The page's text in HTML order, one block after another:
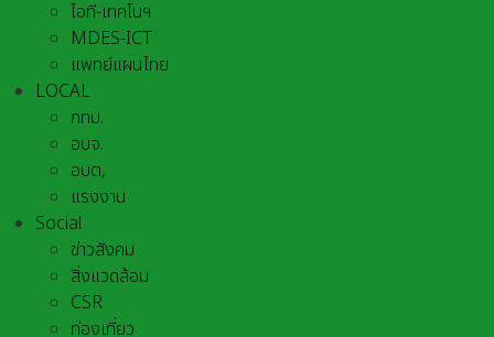
ไอที-เทคโนฯ
MDES-ICT
แพทย์แผนไทย
LOCAL
กทม.
อบจ.
อบต,
แรงงาน
Social
ข่าวสังคม
สิ่งแวดล้อม
CSR
ท่องเที่ยว